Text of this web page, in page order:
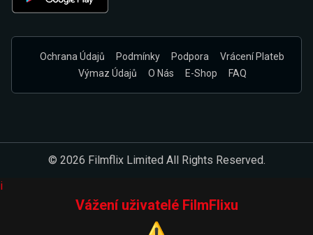
Ochrana Údajů Podmínky Podpora
Vrácení Plateb
Výmaz Údajů
O Nás E-Shop FAQ
© 2026 Filmflix Limited All Rights Reserved.
i
Vážení uživatelé FilmFlixu